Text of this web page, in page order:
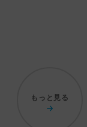
もっと見る